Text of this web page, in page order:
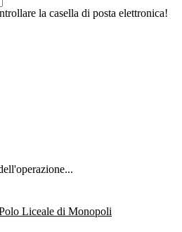
la casella di posta elettronica!